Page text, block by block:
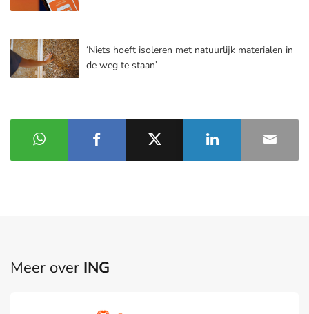
‘Niets hoeft isoleren met natuurlijk materialen in
de weg te staan’
Meer over ING